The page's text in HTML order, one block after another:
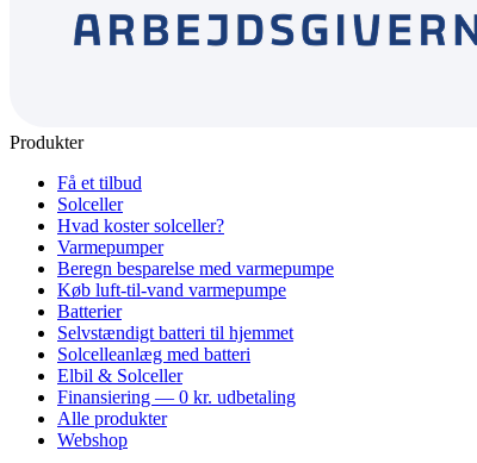
Produkter
Få et tilbud
Solceller
Hvad koster solceller?
Varmepumper
Beregn besparelse med varmepumpe
Køb luft-til-vand varmepumpe
Batterier
Selvstændigt batteri til hjemmet
Solcelleanlæg med batteri
Elbil & Solceller
Finansiering — 0 kr. udbetaling
Alle produkter
Webshop